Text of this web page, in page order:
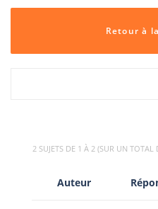
Retour à
2 SUJETS DE 1 À 2 (SUR UN TOTAL
Auteur